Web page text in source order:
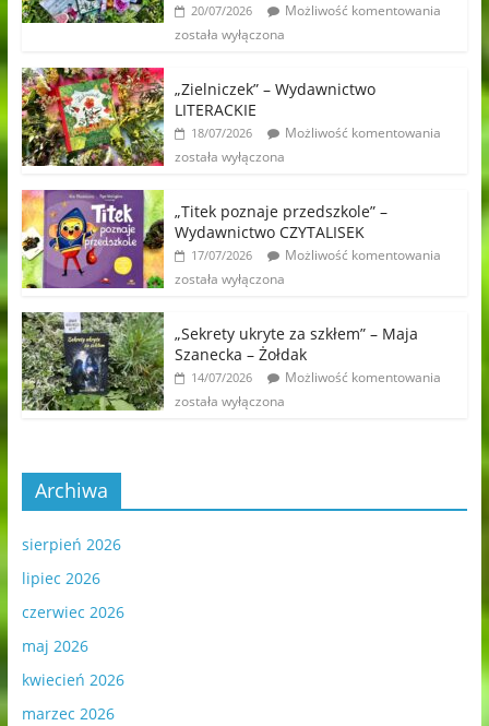
20/07/2026
Możliwość komentowania
została wyłączona
„Zielniczek” – Wydawnictwo
LITERACKIE
18/07/2026
Możliwość komentowania
została wyłączona
„Titek poznaje przedszkole” –
Wydawnictwo CZYTALISEK
17/07/2026
Możliwość komentowania
została wyłączona
„Sekrety ukryte za szkłem” – Maja
Szanecka – Żołdak
14/07/2026
Możliwość komentowania
została wyłączona
Archiwa
sierpień 2026
lipiec 2026
czerwiec 2026
maj 2026
kwiecień 2026
marzec 2026